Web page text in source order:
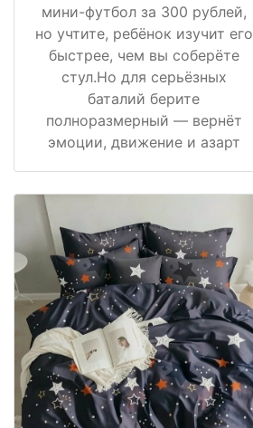
мини-футбол за 300 рублей,
но учтите, ребёнок изучит его
быстрее, чем вы соберёте
стул.Но для серьёзных
баталий берите
полноразмерный — вернёт
эмоции, движение и азарт